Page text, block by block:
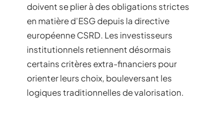
doivent se plier à des obligations strictes
en matière d’ESG depuis la directive
européenne CSRD. Les investisseurs
institutionnels retiennent désormais
certains critères extra-financiers pour
orienter leurs choix, bouleversant les
logiques traditionnelles de valorisation.